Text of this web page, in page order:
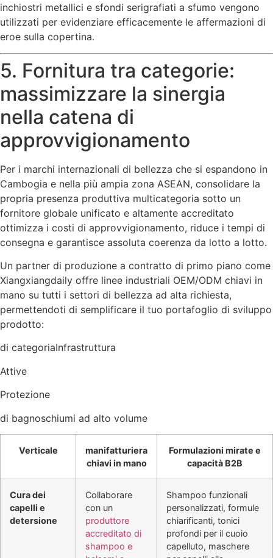
inchiostri metallici e sfondi serigrafiati a sfumo vengono
utilizzati per evidenziare efficacemente le affermazioni di
eroe sulla copertina.
5. Fornitura tra categorie:
massimizzare la sinergia
nella catena di
approvvigionamento
Per i marchi internazionali di bellezza che si espandono in
Cambogia e nella più ampia zona ASEAN, consolidare la
propria presenza produttiva multicategoria sotto un
fornitore globale unificato e altamente accreditato
ottimizza i costi di approvvigionamento, riduce i tempi di
consegna e garantisce assoluta coerenza da lotto a lotto.
Un partner di produzione a contratto di primo piano come
Xiangxiangdaily offre linee industriali OEM/ODM chiavi in
mano su tutti i settori di bellezza ad alta richiesta,
permettendoti di semplificare il tuo portafoglio di sviluppo
prodotto:
di categoriaInfrastruttura
Attive
Protezione
di bagnoschiumi ad alto volume
Verticale
manifatturiera
chiavi in mano
Formulazioni mirate e
capacità B2B
Cura dei
capelli e
detersione
Collaborare
con un
produttore
accreditato di
shampoo e
Shampoo funzionali
personalizzati, formule
chiarificanti, tonici
profondi per il cuoio
capelluto, maschere